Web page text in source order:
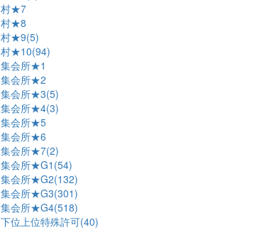
村★7
村★8
村★9(5)
村★10(94)
集会所★1
集会所★2
集会所★3(5)
集会所★4(3)
集会所★5
集会所★6
集会所★7(2)
集会所★G1(54)
集会所★G2(132)
集会所★G3(301)
集会所★G4(518)
下位上位特殊許可(40)